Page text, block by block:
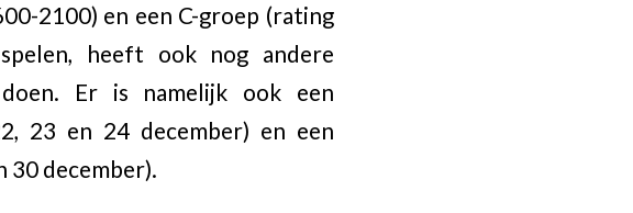
2100) en een C-groep (rating
heeft ook nog andere
Er is namelijk ook een
23 en 24 december) en een
30 december).